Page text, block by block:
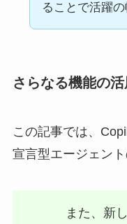
ることで活躍の
さらなる機能の活
この記事では、
宣言型エージェン
また、新